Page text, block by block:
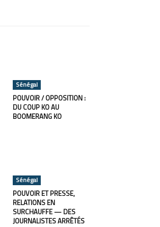
Sénégal
POUVOIR / OPPOSITION :
DU COUP KO AU
BOOMERANG KO
Sénégal
POUVOIR ET PRESSE,
RELATIONS EN
SURCHAUFFE — DES
JOURNALISTES ARRÊTÉS